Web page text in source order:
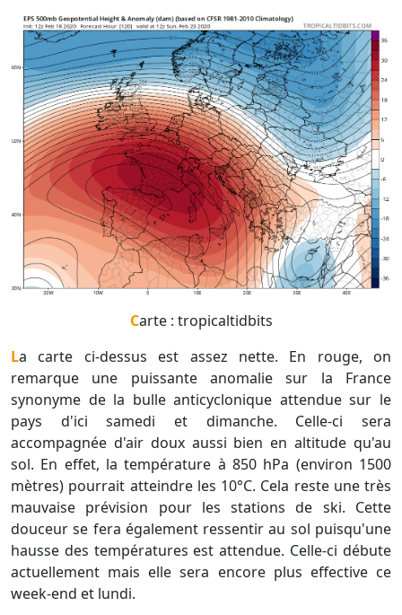
Carte : tropicaltidbits
La carte ci-dessus est assez nette. En rouge, on
remarque une puissante anomalie sur la France
synonyme de la bulle anticyclonique attendue sur le
pays d'ici samedi et dimanche. Celle-ci sera
accompagnée d'air doux aussi bien en altitude qu'au
sol. En effet, la température à 850 hPa (environ 1500
mètres) pourrait atteindre les 10°C. Cela reste une très
mauvaise prévision pour les stations de ski. Cette
douceur se fera également ressentir au sol puisqu'une
hausse des températures est attendue. Celle-ci débute
actuellement mais elle sera encore plus effective ce
week-end et lundi.